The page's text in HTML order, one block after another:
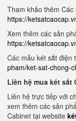
Tham khảo thêm
https://
Xem thêm các sản
https://
Các mẫu két sắt điện
pham/ket-sat-chong-
Liên hệ mua két sắt
Liên hệ trực tiếp với
xem thêm các sản
Cabinet tại website